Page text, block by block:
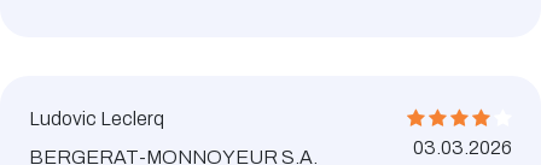
Ludovic Leclerq
BERGERAT-MONNOYEUR S.A.
03.03.2026